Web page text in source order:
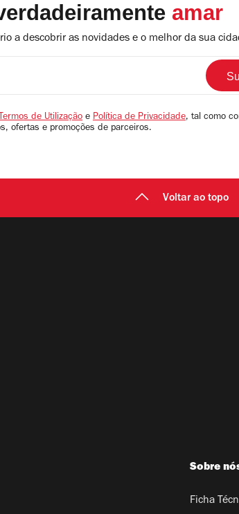
amar
a descobrir as novidades e o melhor da sua
de Utilização e Política de Privacidade, tal como
ofertas e promoções de parceiros.
Voltar ao topo
Sobre
Ficha